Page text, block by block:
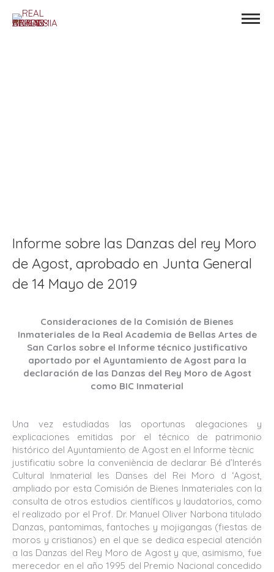
Informe sobre las Danzas del rey Moro
de Agost, aprobado en Junta General
de 14 Mayo de 2019
Consideraciones de la Comisión de Bienes
Inmateriales de la Real Academia de Bellas Artes de
San Carlos sobre el Informe técnico justificativo
aportado por el Ayuntamiento de Agost para la
declaración de las Danzas del Rey Moro de Agost
como BIC Inmaterial
Una vez estudiadas las oportunas alegaciones y
explicaciones emitidas por el técnico de patrimonio
histórico del Ayuntamiento de Agost en el Informe tècnic
justificatiu sobre la conveniència de declarar Bé d’Interés
Cultural Inmaterial les Danses del Rei Moro d ‘Agost,
ampliado por esta Comisión de Bienes Inmateriales con la
consulta de otros estudios científicos y laudatorios, como
el realizado por el Prof. Dr. Manuel Oliver Narbona titulado
Danzas, pantomimas, fantoches y mojigangas (fiestas de
moros y cristianos) en el que se dedica especial atención
a las Danzas del Rey Moro de Agost y que, asimismo, fue
merecedor en el año 1995 del Premio Nacional concedido